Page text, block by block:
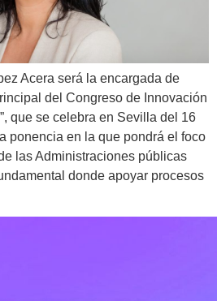
Acera será la encargada de
del Congreso de Innovación
que se celebra en Sevilla del 16
ponencia en la que pondrá el foco
las Administraciones públicas
donde apoyar procesos